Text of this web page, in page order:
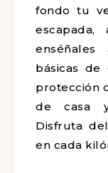
fondo tu
escapada,
básicas de
protección
de casa
Disfruta
en cada